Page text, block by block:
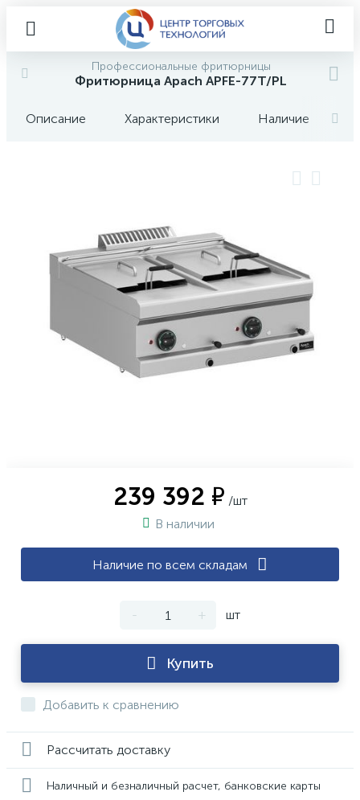
Профессиональные фритюрницы
Фритюрница Apach APFE-77T/PL
Описание Характеристики Наличие
239 392 ₽ /шт
В наличии
Наличие по всем складам
- + шт
Купить
Добавить к сравнению
Рассчитать доставку
Наличный и безналичный расчет, банковские карты